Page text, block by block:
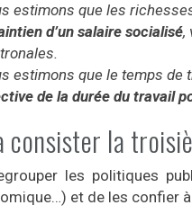
estimons que les
d’un salaire socialisé,
estimons que le temps
de la durée du travail
consister la
les politiques
et de les confier